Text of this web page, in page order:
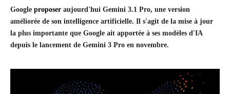
Google proposer aujourd'hui Gemini 3.1 Pro, une version
améliorée de son intelligence artificielle. Il s'agit de la mise à jour
la plus importante que Google ait apportée à ses modèles d'IA
depuis le lancement de Gemini 3 Pro en novembre.